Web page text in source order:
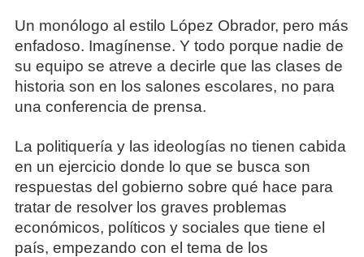
Un monólogo al estilo López Obrador, pero más
enfadoso. Imagínense. Y todo porque nadie de
su equipo se atreve a decirle que las clases de
historia son en los salones escolares, no para
una conferencia de prensa.
La politiquería y las ideologías no tienen cabida
en un ejercicio donde lo que se busca son
respuestas del gobierno sobre qué hace para
tratar de resolver los graves problemas
económicos, políticos y sociales que tiene el
país, empezando con el tema de los